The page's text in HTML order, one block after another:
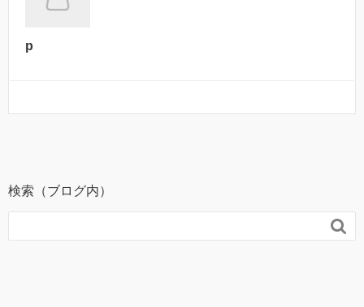
p
検索（ブログ内）
